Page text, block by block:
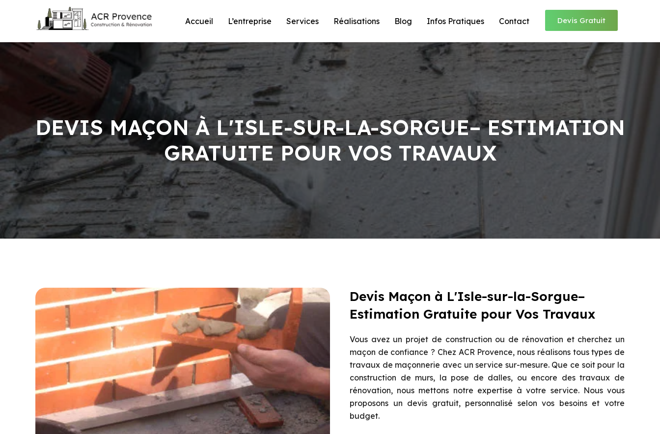
Accueil L’entreprise Services Réalisations Blog Infos Pratiques Contact Devis Gratuit
DEVIS MAÇON À L'ISLE-SUR-LA-SORGUE– ESTIMATION
GRATUITE POUR VOS TRAVAUX
Devis Maçon à L'Isle-sur-la-Sorgue–
Estimation Gratuite pour Vos Travaux
Vous avez un projet de construction ou de rénovation et cherchez un
maçon de confiance ? Chez ACR Provence, nous réalisons tous types de
travaux de maçonnerie avec un service sur-mesure. Que ce soit pour la
construction de murs, la pose de dalles, ou encore des travaux de
rénovation, nous mettons notre expertise à votre service. Nous vous
proposons un devis gratuit, personnalisé selon vos besoins et votre
budget.